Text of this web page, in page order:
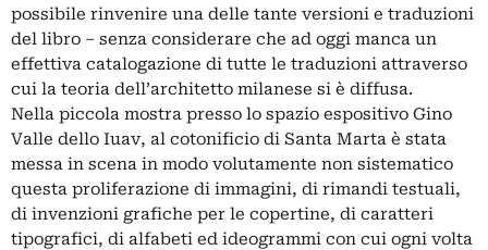
possibile rinvenire una delle tante versioni e traduzioni
del libro – senza considerare che ad oggi manca un
effettiva catalogazione di tutte le traduzioni attraverso
cui la teoria dell’architetto milanese si è diffusa.
Nella piccola mostra presso lo spazio espositivo Gino
Valle dello Iuav, al cotonificio di Santa Marta è stata
messa in scena in modo volutamente non sistematico
questa proliferazione di immagini, di rimandi testuali,
di invenzioni grafiche per le copertine, di caratteri
tipografici, di alfabeti ed ideogrammi con cui ogni volta